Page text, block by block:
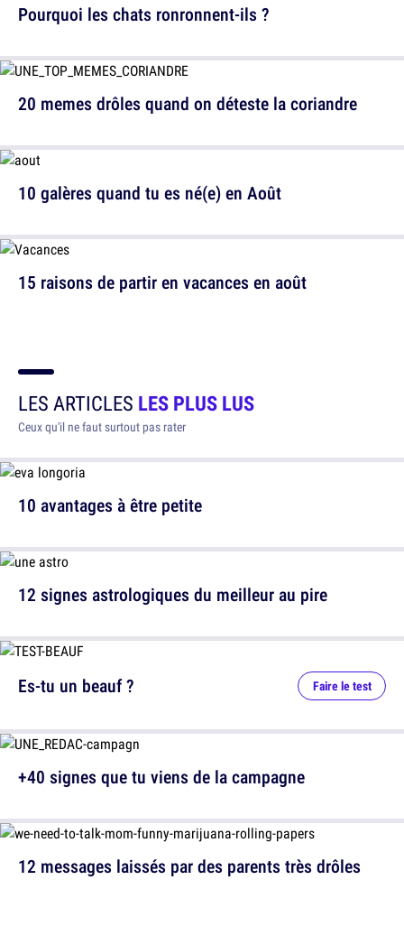
Pourquoi les chats ronronnent-ils ?
10 galères quand tu es né(e) en Août
20 memes drôles quand on déteste la coriandre
15 raisons de partir en vacances en août
LES ARTICLES LES PLUS LUS
Ceux qu'il ne faut surtout pas rater
10 avantages à être petite
12 signes astrologiques du meilleur au pire
12 messages laissés par des parents très drôles
Es-tu un beauf ? Faire le test
+40 signes que tu viens de la campagne